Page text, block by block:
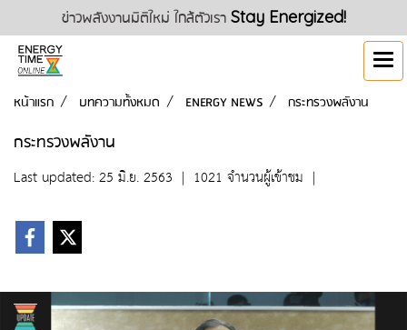
ข่าวพลังงานมิติใหม่ ใกล้ตัวเรา Stay Energized!
หน้าแรก บทความทั้งหมด ENERGY NEWS กระทรวงพลังาน
กระทรวงพลังาน
Last updated: 25 มิ.ย. 2563 | 1021 จำนวนผู้เข้าชม |